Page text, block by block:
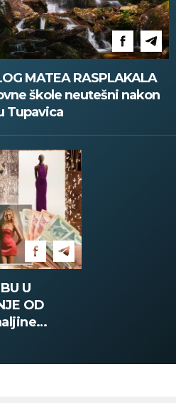
MATEA RASPLAKALA
škole neutešni nakon
Tupavica
U
OD